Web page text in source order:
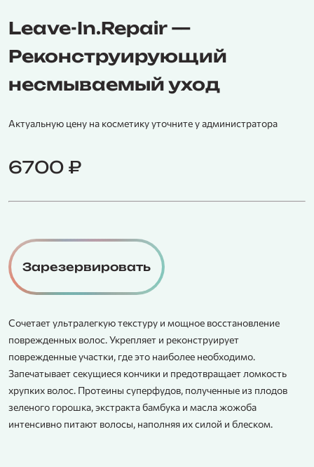
Leave-In.Repair —
Реконструирующий
несмываемый уход
Актуальную цену на косметику уточните у администратора
6700 ₽
Зарезервировать
Сочетает ультралегкую текстуру и мощное восстановление
поврежденных волос. Укрепляет и реконструирует
поврежденные участки, где это наиболее необходимо.
Запечатывает секущиеся кончики и предотвращает ломкость
хрупких волос. Протеины суперфудов, полученные из плодов
зеленого горошка, экстракта бамбука и масла жожоба
интенсивно питают волосы, наполняя их силой и блеском.